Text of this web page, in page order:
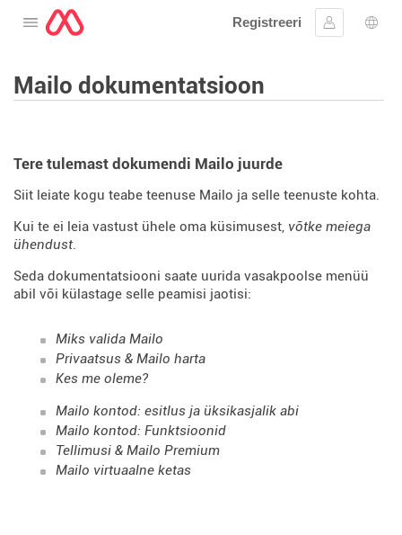
Avage menüü
Registreeri
Logi sisse
Mailo dokumentatsioon
Tere tulemast dokumendi Mailo juurde
Siit leiate kogu teabe teenuse Mailo ja selle teenuste kohta.
Kui te ei leia vastust ühele oma küsimusest, võtke meiega
ühendust.
Seda dokumentatsiooni saate uurida vasakpoolse menüü
abil või külastage selle peamisi jaotisi:
Miks valida Mailo
Privaatsus & Mailo harta
Kes me oleme?
Mailo kontod: esitlus ja üksikasjalik abi
Mailo kontod: Funktsioonid
Tellimusi & Mailo Premium
Mailo virtuaalne ketas